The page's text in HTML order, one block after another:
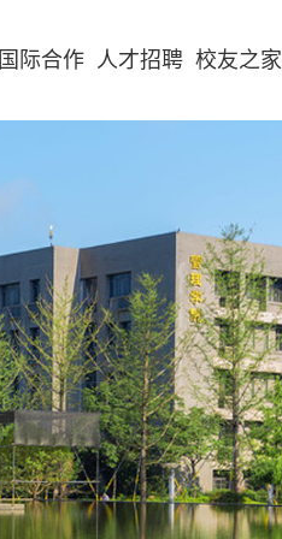
国际合作 人才招聘 校友之家